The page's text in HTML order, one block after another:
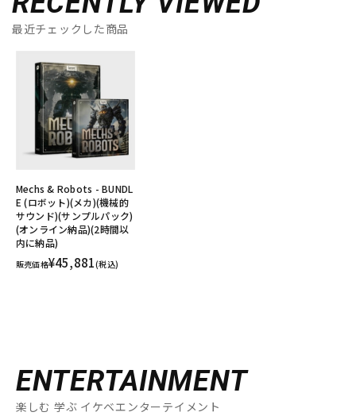
最近チェックした商品
Mechs & Robots - BUNDL
E (ロボット)(メカ)(機械的
サウンド)(サンプルパック)
(オンライン納品)(2時間以
内に納品)
販売価格¥45,881(税込)
ENTERTAINMENT
楽しむ 学ぶ イケベエンターテイメント